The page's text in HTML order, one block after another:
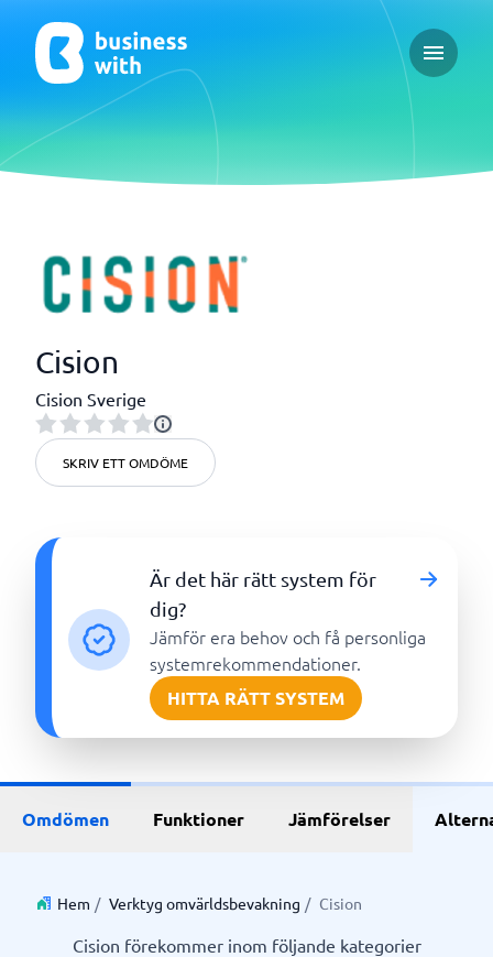
Open
Cision
Cision Sverige
SKRIV ETT OMDÖME
Är det här rätt system för
dig?
Jämför era behov och få personliga
systemrekommendationer.
HITTA RÄTT SYSTEM
Omdömen Funktioner Jämförelser
Hem / Verktyg omvärldsbevakning / Cision
Cision förekommer inom följande kategorier